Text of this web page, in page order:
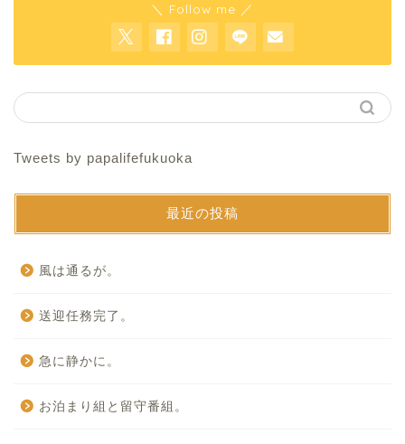
＼ Follow me ／
Tweets by papalifefukuoka
最近の投稿
風は通るが。
送迎任務完了。
急に静かに。
お泊まり組と留守番組。